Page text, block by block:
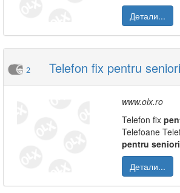
Детали...
2 Telefon fix pentru seniori
www.olx.ro
Telefon fix
Telefoane
pentru seniori
Детали...